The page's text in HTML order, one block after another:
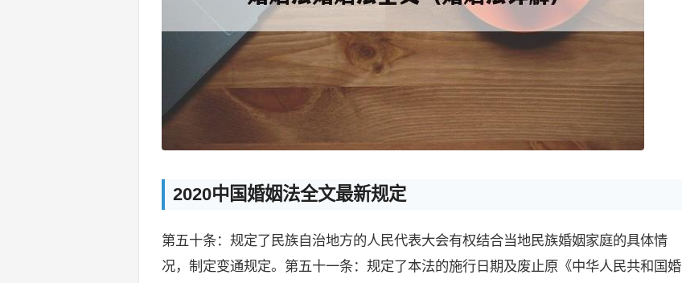
2020中国婚姻法全文最新规定
第五十条：规定了民族自治地方的人民代表大会有权结合当地民族婚姻家庭的具体情
况，制定变通规定。第五十一条：规定了本法的施行日期及废止原《中华人民共和国婚